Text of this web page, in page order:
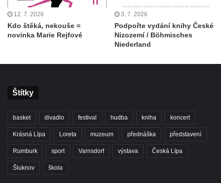
12. 7. 2026
Kdo štěká, nekouše =
novinka Marie Rejfové
3. 7. 2026
Podpořte vydání knihy České
Nizozemí / Böhmisches
Niederland
Štítky
basket divadlo festival hudba kniha koncert
Krásná Lípa Loreta muzeum přednáška představení
Rumburk sport Varnsdorf výstava Česká Lípa
Šluknov škola